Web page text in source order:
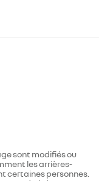
sont modifiés ou
les arrières-
certaines personnes.